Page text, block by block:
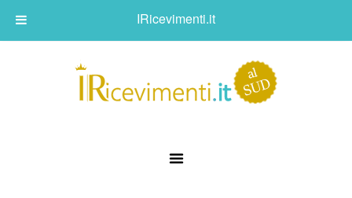
IRicevimenti.it